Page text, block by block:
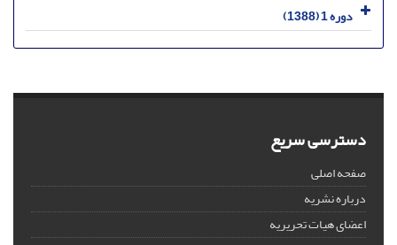
دوره 1 (1388)
دسترسی سریع
صفحه اصلی
درباره نشریه
اعضای هیات تحریریه